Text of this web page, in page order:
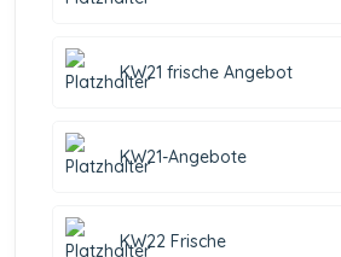
KW21 frische Angebot
KW21-Angebote
KW22 Frische